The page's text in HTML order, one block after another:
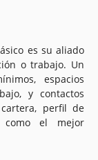
es su aliado
o trabajo. Un
espacios
y contactos
perfil de
como el mejor